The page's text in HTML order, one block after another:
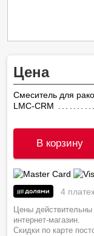
Цена
Смеситель для
LMC-CRM
В корзину
4
Цены
интернет-магазин.
Скидки по карте